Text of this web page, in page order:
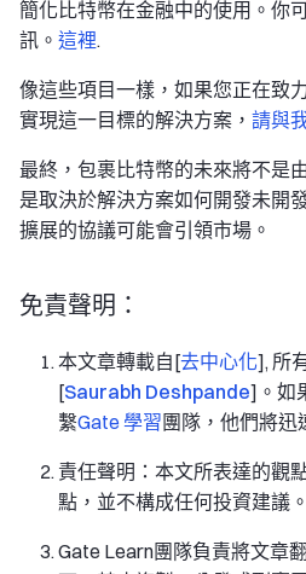
簡化比特幣在金融中的使用。你
訊。 這裡.
像這些項目一樣，如果您正在致
實現這一目標的解決方案， 請與
最終，包裹比特幣的未來將不是
是取決於解決方案如何開發未開
擴展的協議可能會引領市場。
免責聲明：
本文章轉載自[去中心化], 所
[Saurabh Deshpande]。如
繫Gate 學習團隊，他們將迅
責任聲明：本文所表達的觀
點，並不構成任何投資建議。
Gate Learn團隊負責將文章